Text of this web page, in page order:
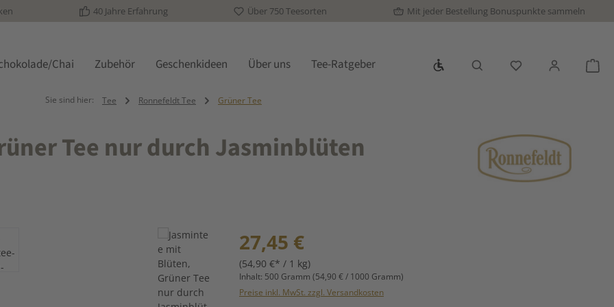
40 Jahre Erfahrung Über 750 Teesorten Mit jeder Bestellung Bonuspunkte sammeln
Chai Zubehör Geschenkideen Über uns Tee-Ratgeber Werkzeugleiste anzeigen
Du hast 0
Sie sind hier: Tee Ronnefeldt Tee Grüner Tee
Tee nur durch Jasminblüten
Regulärer Preis:
27,45 €
(54,90 €* / 1 kg)
Inhalt: 500 Gramm (54,90 € / 1000 Gramm)
Preise inkl. MwSt. zzgl. Versandkosten